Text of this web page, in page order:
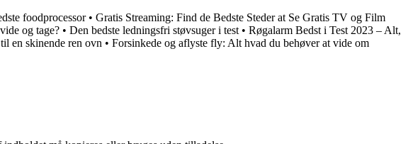
foodprocessor• Gratis Streaming: Find de Bedste Steder at Se Gratis TV og Film
og tage? • Den bedste ledningsfri støvsuger i test • Røgalarm Bedst i Test 2023 – Alt,
en skinende ren ovn • Forsinkede og aflyste fly: Alt hvad du behøver at vide om